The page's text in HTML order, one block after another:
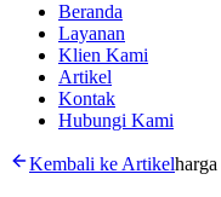
Beranda
Layanan
Klien Kami
Artikel
Kontak
Hubungi Kami
Kembali ke Artikelharga